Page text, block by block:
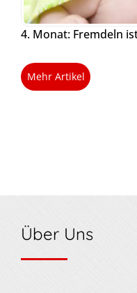
4. Monat: Fremdeln
Mehr Artikel
Über Uns